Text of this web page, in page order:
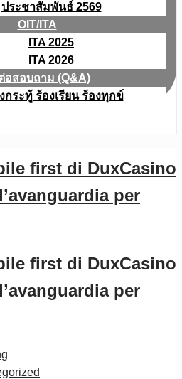
ประชาสัมพันธ์ 2569
OIT/ITA
ITA 2025
ITA 2026
อสอบถาม (Q&A)
กระทู้ ร้องเรียน ร้องทุกข์
first di DuxCasino
per
first di DuxCasino
per